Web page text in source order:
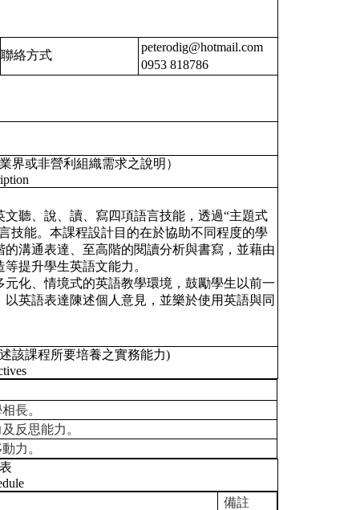
聯絡方式
peterodig@hotmail.com
0953 818786
界或非營利組織需求之說明）
聽、說、讀、寫四項語言技能，透過“主題式
技能。本課程設計目的在於協助不同程度的學
溝通表達、至高階的閱讀分析與書寫，並藉由
提升學生英語文能力。
化、情境式的英語教學環境，鼓勵學生以前一
英語表達陳述個人意見，並樂於使用英語與同
該課程所要培養之實務能力)
長。
反思能力。
力。
備註